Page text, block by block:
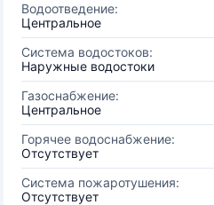
Водоотведение:
Центральное
Система водостоков:
Наружные водостоки
Газоснабжение:
Центральное
Горячее водоснабжение:
Отсутствует
Система пожаротушения:
Отсутствует